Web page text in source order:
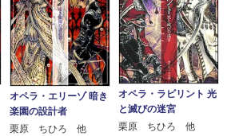
オペラ・エリーゾ 暗き
楽園の設計者
栗原 ちひろ 他
オペラ・ラビリント 光
と滅びの迷宮
栗原 ちひろ 他